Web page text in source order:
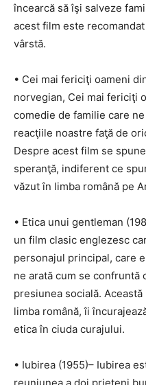
încearcă să îşi salveze
acest film este
vârstă.
• Cei mai fericiţi oameni
norvegian, Cei mai fericiţi
comedie de familie care
reacţiile noastre faţă de
Despre acest film se
speranţă, indiferent ce
văzut în limba română pe
• Etica unui gentleman
un film clasic englezesc
personajul principal, care
ne arată cum se
presiunea socială.
limba română, îi
etica în ciuda curajului.
• Iubirea (1955)– Iubirea